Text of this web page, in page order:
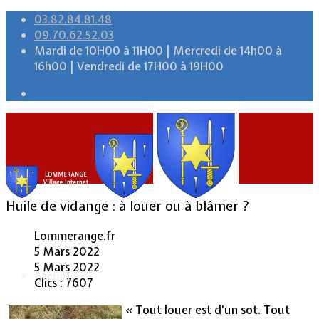
03.82.84.81.48
09.70.62.52.03
Mardi de 10H00 à 11H00 | Mercredi de 14h00 à
16h00 | Vendredi de 17H00 à 19H00
Accueil
Huile de vidange : à louer ou à blâmer ?
Lommerange.fr
5 Mars 2022
5 Mars 2022
Clics : 7607
« Tout louer est d’un sot. Tout